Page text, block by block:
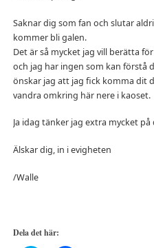
Saknar dig som fan och slutar
kommer bli galen.
Det är så mycket jag vill berätta
och jag har ingen som kan förstå
önskar jag att jag fick komma dit
vandra omkring här nere i kaoset.
Ja idag tänker jag extra mycket
Älskar dig, in i evigheten
/Walle
Dela det här: